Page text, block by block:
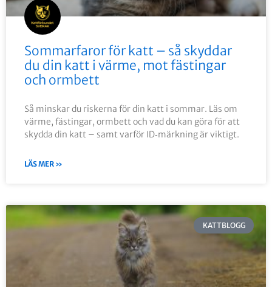
Sommarfaror för katt – så skyddar
du din katt i värme, mot fästingar
och ormbett
Så minskar du riskerna för din katt i sommar. Läs om
värme, fästingar, ormbett och vad du kan göra för att
skydda din katt – samt varför ID‑märkning är viktigt.
LÄS MER »
KATTBLOGG